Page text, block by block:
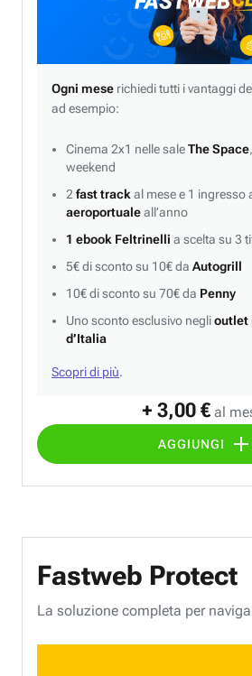
+ 3,00 € al
AGGIUNGI
Ogni mese richiedi tutti i vantaggi
ad esempio:
Cinema 2x1 nelle saleThe Space
weekend
2 fast track al mese e 1 ingresso
aeroportualeall’anno
1 ebook Feltrinelli a scelta su 3
5€ di sconto su 10€ da Autogrill
10€ di sconto su 70€ da Penny
Uno sconto esclusivo neglioutlet
d’Italia
Scopri di più.
Fastweb Protect
La soluzione completa per